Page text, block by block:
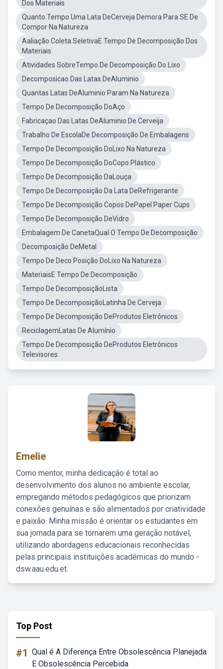
Dos Materiais
Quanto Tempo Uma Lata DeCerveja Demora Para SE De
Compor Na Natureza
Aaliação Coleta SeletivaE Tempo De Decomposição Dos
Materiais
Atividades SobreTempo De Decomposição Do Lixo
Decomposicao Das Latas DeAluminio
Quantas Latas DeAluminio Param Na Natureza
Tempo De Decomposição DoAço
Fabricaçao Das Latas DeAluminio De Cerveija
Trabalho De EscolaDe Decomposição De Embalagens
Tempo De Decomposição DoLixo Na Natureza
Tempo De Decomposição DoCopo Plástico
Tempo De Decomposição DaLouça
Tempo De Decomposição Da Lata DeRefrigerante
Tempo De Decomposição Copos DePapel Paper Cups
Tempo De Decomposição DeVidro
Embalagem De CanetaQual O Tempo De Decomposição
Decomposição DeMetal
Tempo De Deco Posição DoLixo Na Natureza
MateriaisE Tempo De Decomposição
Tempo De DecomposiçãoLista
Tempo De DecomposiçãoLatinha De Cerveja
Tempo De Decomposição DeProdutos Eletrônicos
ReciclagemLatas De Alumínio
Tempo De Decomposição DeProdutos Eletrônicos
Televisores
Emelie
Como mentor, minha dedicação é total ao
desenvolvimento dos alunos no ambiente escolar,
empregando métodos pedagógicos que priorizam
conexões genuínas e são alimentados por criatividade
e paixão. Minha missão é orientar os estudantes em
sua jornada para se tornarem uma geração notável,
utilizando abordagens educacionais reconhecidas
pelas principais instituições acadêmicas do mundo -
dsw.aau.edu.et.
Top Post
#1 Qual é A Diferença Entre Obsolescência Planejada
E Obsolescência Percebida